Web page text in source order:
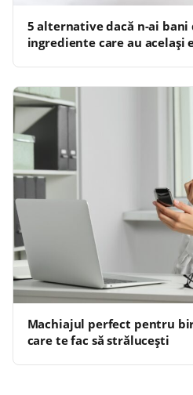
5 alternative dacă n-ai bani
ingrediente care au același
Machiajul perfect pentru
care te fac să strălucești